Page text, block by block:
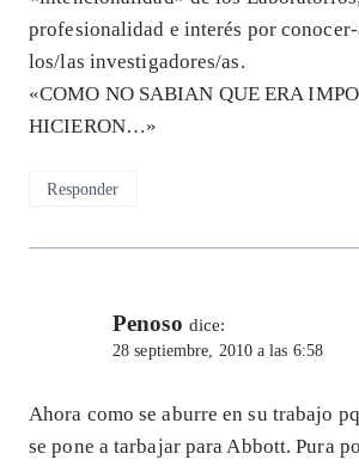
profesionalidad e interés por
los/las investigadores/as.
«COMO NO SABIAN QUE ERA
HICIERON…»
Responder
Penoso dice:
28 septiembre, 2010 a las 6:58
Ahora como se aburre en su trabajo
se pone a tarbajar para Abbott. Pura